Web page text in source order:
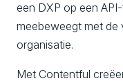
een DXP op een
meebeweegt met de
organisatie.
Met Contentful